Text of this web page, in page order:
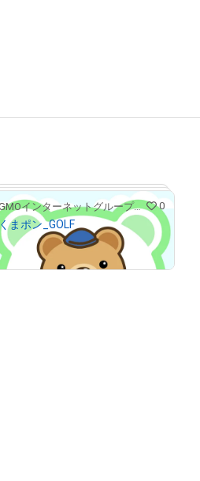
GMOインターネットグループ公式キャラクター「くまポン」 0
くまポン_GOLF
¥555